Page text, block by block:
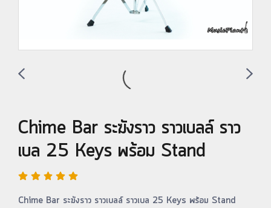
Chime Bar ระฆังราว ราวเบลล์ ราว
เบล 25 Keys พร้อม Stand
Chime Bar ระฆังราว ราวเบลล์ ราวเบล 25 Keys พร้อม Stand